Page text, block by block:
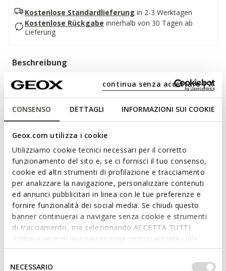
CONSENSO DETTAGLI INFORMAZIONI SUI COOKIE
Geox.com utilizza i cookie
Utilizziamo cookie tecnici necessari per il corretto
funzionamento del sito e, se ci fornisci il tuo consenso,
cookie ed altri strumenti di profilazione e tracciamento
per analizzare la navigazione, personalizzare contenuti
ed annunci pubblicitari in linea con le tue preferenze e
fornire funzionalità dei social media. Se chiudi questo
banner continuerai a navigare senza cookie e strumenti
di tracciamento, ma selezionando ACCETTA TUTTI
godrai invece di una navigazione personalizzata sulla
base dei tuoi gusti ed interessi. Selezionando
IMPOSTAZIONI potrai anche scegliere quali cookies ed
NECESSARIO
continua senza accettare | X
Kostenlose Standardlieferung in 2-3 Werktagen
Kostenlose Rückgabe innerhalb von 30 Tagen ab
Lieferung
Beschreibung
Leichter und atmungsaktiver Damenpumps mit niedrigem
und dünnem Absatz, der sich durch modernen und eleganten
hier in Beige, ist die ideale Wahl zur Abrundung von Business-
und Wohlbefinden für den Fuß bietet. Kleopy ist das ideale
Modell für alle, die einen vielseitigen Schuh suchen und
dennoch nicht auf Stil und Eleganz als Abrundung zu ihren
Outfits verzichten möchten.
PRODUKTCODE: D55YBA000TUC5000
Mehr anzeigen
Eigenschaften
Indem Sie dieses Produkt kaufen,
unterstützen Sie Leather-Working-Group-
zertifizierte Gerbereien